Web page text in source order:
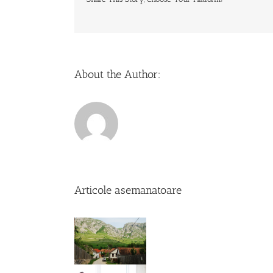
About the Author:
Articole asemanatoare